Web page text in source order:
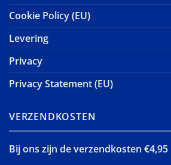
Cookie Policy (EU)
Levering
Privacy
Privacy Statement (EU)
VERZENDKOSTEN
Bij ons zijn de verzendkosten